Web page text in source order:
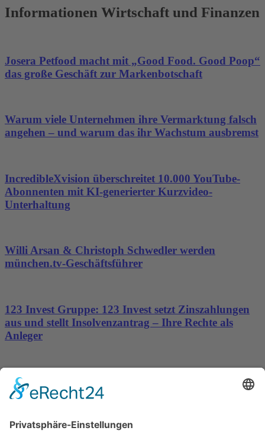
Informationen Wirtschaft und Finanzen
Josera Petfood macht mit „Good Food. Good Poop“
das große Geschäft zur Markenbotschaft
Warum viele Unternehmen ihre Vermarktung falsch
angehen – und warum das ihr Wachstum ausbremst
IncredibleXvision überschreitet 10.000 YouTube-
Abonnenten mit KI-generierter Kurzvideo-
Unterhaltung
Willi Arsan & Christoph Schwedler werden
münchen.tv-Geschäftsführer
123 Invest Gruppe: 123 Invest setzt Zinszahlungen
aus und stellt Insolvenzantrag – Ihre Rechte als
Anleger
Dronus sichert sich 15 Millionen Dollar und treibt
den Aufbau autonomer Luftinfrastruktur voran
Wichtiges